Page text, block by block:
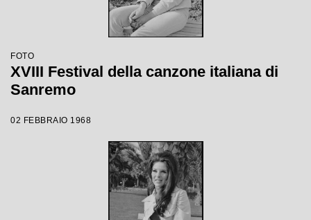
FOTO
XVIII Festival della canzone italiana di
Sanremo
02 FEBBRAIO 1968